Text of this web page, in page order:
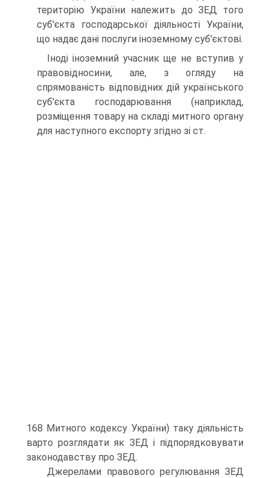
територію України належить до ЗЕД того
суб'єкта господарської діяльності України,
що надає дані по­слуги іноземному суб'єктові.
Іноді іноземний учасник ще не вступив у
правовідносини, але, з огляду на
спрямованість відповідних дій українського
суб'єкта господарювання (наприклад,
розміщення товару на складі митного органу
для наступного експорту згідно зі ст.
168 Митного кодексу України) таку діяльність
варто розглядати як ЗЕД і підпорядкову­вати
законодавству про ЗЕД.
Джерелами правового регулювання ЗЕД